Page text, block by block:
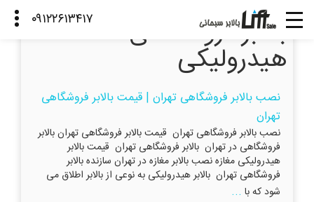
بالابر فروشگاهی
هیدرولیکی
نصب بالابر فروشگاهی تهران | قیمت بالابر فروشگاهی
تهران
نصب بالابر فروشگاهی تهران قیمت بالابر فروشگاهی تهران بالابر
فروشگاهی در تهران بالابر فروشگاهی تهران قیمت بالابر
هیدرولیکی مغازه نصب بالابر مغازه در تهران سازنده بالابر
فروشگاهی تهران بالابر هیدرولیکی به نوعی از بالابر اطلاق می
شود که با ...